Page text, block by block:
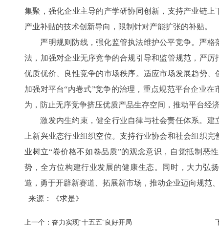
集聚，强化企业主导的产学研协同创新，支持产业链
产业补贴的技术创新导向，限制针对产能扩张的补贴。
严明规则防线，强化监管执法维护公平竞争。严格
法，加强对企业无序竞争的合规引导和监管规范，严
优质优价、良性竞争的市场秩序。适应市场发展趋势
加强对平台“内卷式”竞争的治理，重点规范平台企业
为，防止无序竞争挤压优质产品生存空间，推动平台经
激发内生约束，健全行业自律与社会责任体系。建
上新兴业态行业组织空位。支持行业协会和社会组织
业树立“卷价格不如卷品质”的观念意识，自觉抵制恶
势，全方位构建行业发展的健康生态。同时，大力弘
造，勇于开辟新赛道、拓展新市场，推动企业迈向规范
来源：《求是》
上一个： 奋力实现“十五五”良好开局